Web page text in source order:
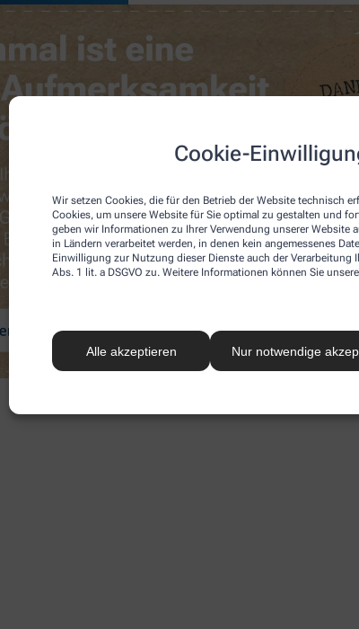
Cookie-
Wir setzen Cookies, die für den Betrieb der Website technisch
Cookies, um unsere Website für Sie optimal zu gestalten und
geben wir Informationen zu Ihrer Verwendung unserer Website
in Ländern verarbeitet werden, in denen kein angemessenes
Einwilligung zur Nutzung dieser Dienste auch der Verarbeitung
Abs. 1 lit. a DSGVO zu. Weitere Informationen können Sie
Alle akzeptieren Nur notwendige